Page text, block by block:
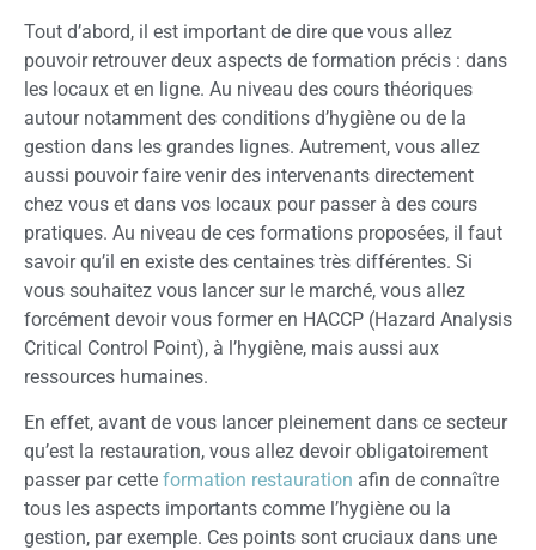
Tout d’abord, il est important de dire que vous allez
pouvoir retrouver deux aspects de formation précis : dans
les locaux et en ligne. Au niveau des cours théoriques
autour notamment des conditions d’hygiène ou de la
gestion dans les grandes lignes. Autrement, vous allez
aussi pouvoir faire venir des intervenants directement
chez vous et dans vos locaux pour passer à des cours
pratiques. Au niveau de ces formations proposées, il faut
savoir qu’il en existe des centaines très différentes. Si
vous souhaitez vous lancer sur le marché, vous allez
forcément devoir vous former en HACCP (Hazard Analysis
Critical Control Point), à l’hygiène, mais aussi aux
ressources humaines.
En effet, avant de vous lancer pleinement dans ce secteur
qu’est la restauration, vous allez devoir obligatoirement
passer par cette formation restauration afin de connaître
tous les aspects importants comme l’hygiène ou la
gestion, par exemple. Ces points sont cruciaux dans une